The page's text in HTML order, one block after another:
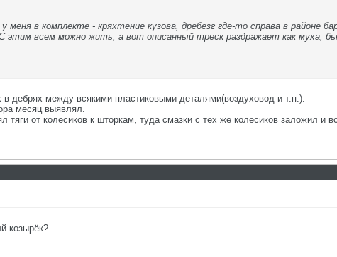
в комплекте - кряхтение кузова, дребезг где-то справа в районе
этим всем можно жить, а вот описанный треск раздражает как муха,
в дебрях между всякими пластиковыми деталями(воздуховод и т.п.).
месяц выявлял.
тяги от колесиков к шторкам, туда смазки с тех же колесиков заложил и
козырёк?